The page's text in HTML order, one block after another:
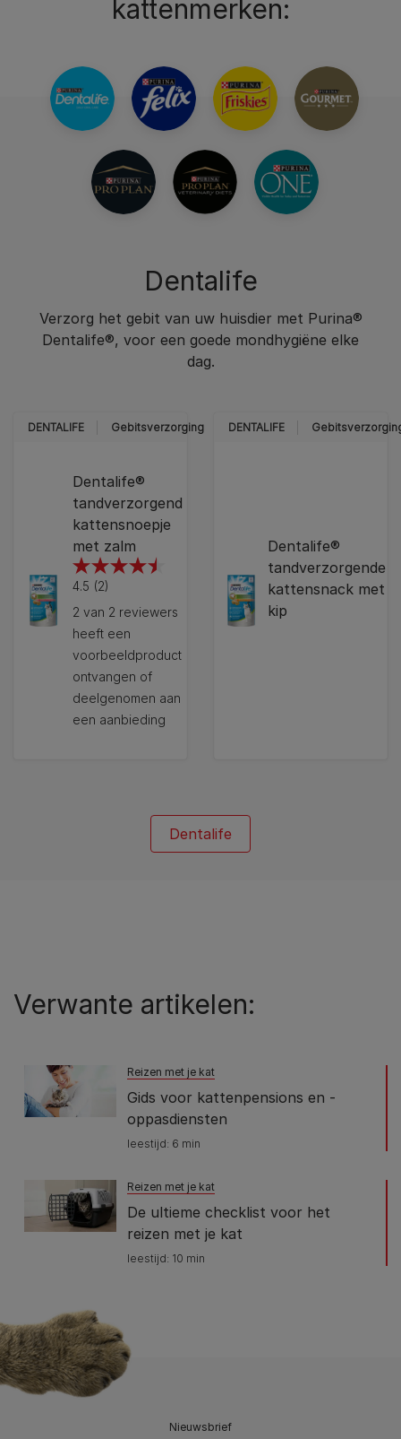
kattenmerken:
Dentalife
Verzorg het gebit van uw huisdier met Purina®
Dentalife®, voor een goede mondhygiëne elke
dag.​
Dentalife
DENTALIFE Gebitsverzorging
Dentalife®
tandverzorgend
kattensnoepje
met zalm
4.5 (2)
4.5
van
de
5
sterren.
2
beoordelingen
2 van 2 reviewers
heeft een
voorbeeldproduct
ontvangen of
deelgenomen aan
een aanbieding
DENTALIFE
Dentalife®
tandverzorgende
kattensnack met
kip
Verwante artikelen:
Reizen met je kat
Gids voor kattenpensions en -
oppasdiensten
leestijd: 6 min
Reizen met je kat
De ultieme checklist voor het
reizen met je kat
leestijd: 10 min
Nieuwsbrief